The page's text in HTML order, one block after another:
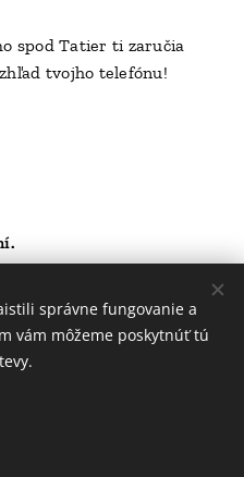
spod Tatier ti zaručia
tvojho telefónu!
správne fungovanie a
vám môžeme poskytnúť tú